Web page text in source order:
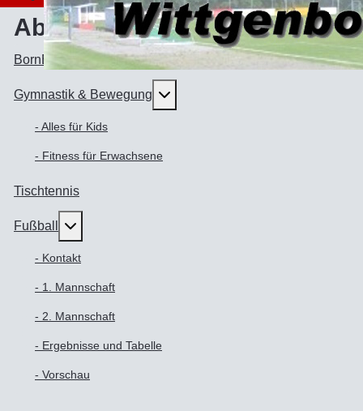
Abteilungen
BornBörner - Karnevalsabteilung
Gymnastik & Bewegung Weitere Informationen:
- Alles für Kids
- Fitness für Erwachsene
Tischtennis
Fußball Weitere Informationen: Fußball
- Kontakt
- 1. Mannschaft
- 2. Mannschaft
- Ergebnisse und Tabelle
- Vorschau